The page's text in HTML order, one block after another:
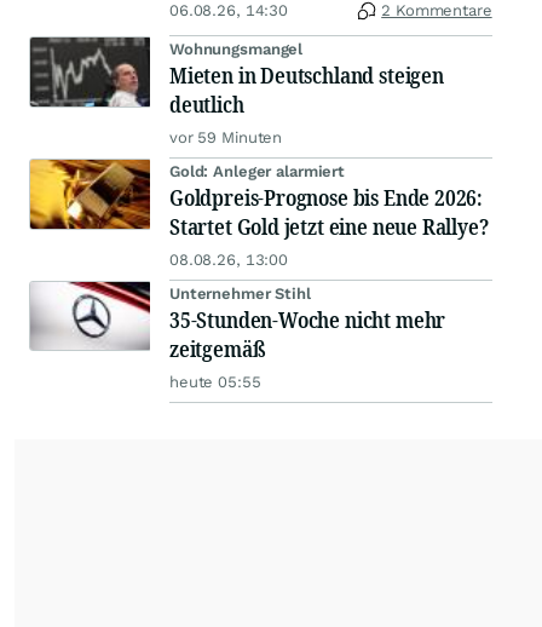
06.08.26, 14:30 2 Kommentare
Wohnungsmangel
Mieten in Deutschland steigen
deutlich
vor 59 Minuten
Gold: Anleger alarmiert
Goldpreis-Prognose bis Ende 2026:
Startet Gold jetzt eine neue Rallye?
08.08.26, 13:00
Unternehmer Stihl
35-Stunden-Woche nicht mehr
zeitgemäß
heute 05:55